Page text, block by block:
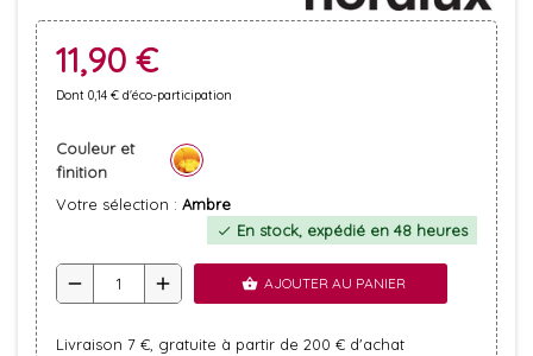
11,90 €
Dont 0,14 € d'éco-participation
Couleur et
finition
Votre sélection : Ambre
check En stock, expédié en 48 heures
remove add shopping_basket AJOUTER AU PANIER
Livraison 7 €, gratuite à partir de 200 € d'achat